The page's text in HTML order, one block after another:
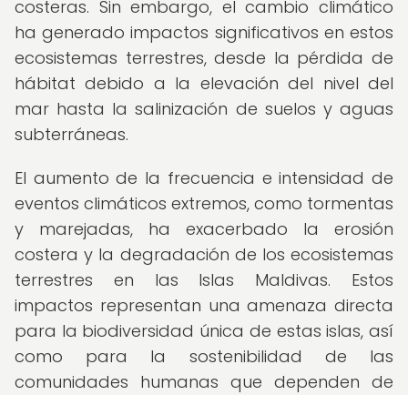
costeras. Sin embargo, el cambio climático
ha generado impactos significativos en estos
ecosistemas terrestres, desde la pérdida de
hábitat debido a la elevación del nivel del
mar hasta la salinización de suelos y aguas
subterráneas.
El aumento de la frecuencia e intensidad de
eventos climáticos extremos, como tormentas
y marejadas, ha exacerbado la erosión
costera y la degradación de los ecosistemas
terrestres en las Islas Maldivas. Estos
impactos representan una amenaza directa
para la biodiversidad única de estas islas, así
como para la sostenibilidad de las
comunidades humanas que dependen de